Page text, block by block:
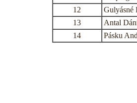
12
Gulyásné
13
Antal
14
Pásku